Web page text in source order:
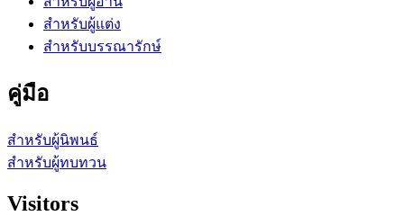
สำหรับผู้แต่ง
สำหรับบรรณารักษ์
คู่มือ
สำหรับผู้นิพนธ์
สำหรับผู้ทบทวน
Visitors